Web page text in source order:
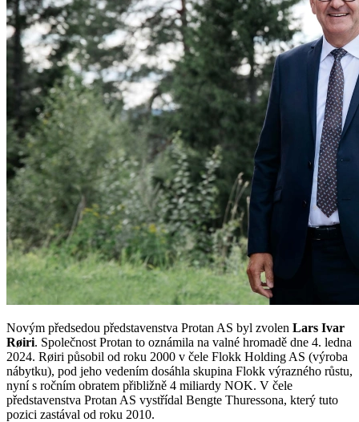
Novým předsedou představenstva Protan AS byl zvolen Lars Ivar
Røiri. Společnost Protan to oznámila na valné hromadě dne 4. ledna
2024. Røiri působil od roku 2000 v čele Flokk Holding AS (výroba
nábytku), pod jeho vedením dosáhla skupina Flokk výrazného růstu,
nyní s ročním obratem přibližně 4 miliardy NOK. V čele
představenstva Protan AS vystřídal Bengte Thuressona, který tuto
pozici zastával od roku 2010.